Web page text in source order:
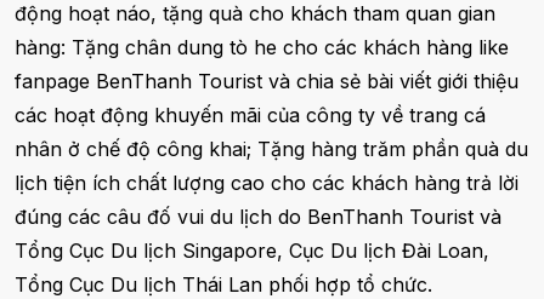
động hoạt náo, tặng quà cho khách tham quan gian
hàng: Tặng chân dung tò he cho các khách hàng like
fanpage BenThanh Tourist và chia sẻ bài viết giới thiệu
các hoạt động khuyến mãi của công ty về trang cá
nhân ở chế độ công khai; Tặng hàng trăm phần quà du
lịch tiện ích chất lượng cao cho các khách hàng trả lời
đúng các câu đố vui du lịch do BenThanh Tourist và
Tổng Cục Du lịch Singapore, Cục Du lịch Đài Loan,
Tổng Cục Du lịch Thái Lan phối hợp tổ chức.